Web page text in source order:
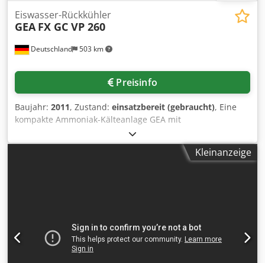
Deutschland 503 km
Eiswasser-Rückkühler
GEA FX GC VP 260
Preisinfo
Baujahr: 2011, Zustand: einsatzbereit (gebraucht), Eine
kompakte Ammoniak-Kälteanlage GEA mit
Verdunstungsverflüssiger und pumpenbetriebenem
Plattenverdampfer steht zur Verfügung. Ausführung: Split-
Ausführung, Kälteleistung: 247kW, Verdichterdrehzahl:
Eintritt/Austritt: 6°C/2°C, Kälteträger-Volumenstrom:
54m³/h, Kälteträger-Druckverlust: 53kPa, Kühlmittelmenge:
50kg, Ölfüllmenge: 20l, Kompressor: Grasso 410.
Kleinanzeige